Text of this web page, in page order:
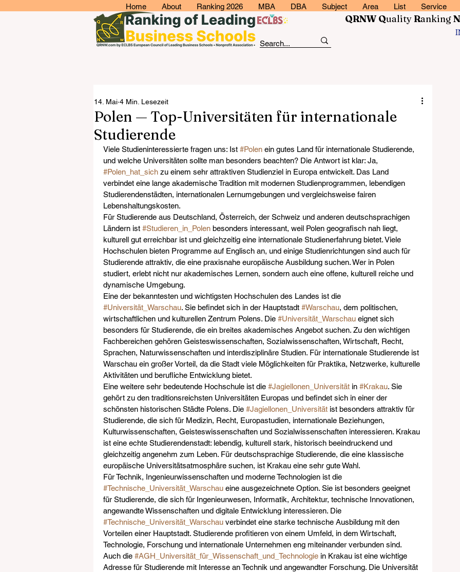
Home About Ranking 2026 MBA DBA Subject Area List Service
QRNW QualityRankingN
Polen — Top-Universitäten für internationale
Studierende
14. Mai 4 Min. Lesezeit
Viele Studieninteressierte fragen uns: Ist #Polen ein gutes Land für internationale Studierende,
und welche Universitäten sollte man besonders beachten? Die Antwort ist klar: Ja,
#Polen_hat_sich zu einem sehr attraktiven Studienziel in Europa entwickelt. Das Land
verbindet eine lange akademische Tradition mit modernen Studienprogrammen, lebendigen
Studierendenstädten, internationalen Lernumgebungen und vergleichsweise fairen
Lebenshaltungskosten.
Für Studierende aus Deutschland, Österreich, der Schweiz und anderen deutschsprachigen
Ländern ist #Studieren_in_Polen besonders interessant, weil Polen geografisch nah liegt,
kulturell gut erreichbar ist und gleichzeitig eine internationale Studienerfahrung bietet. Viele
Hochschulen bieten Programme auf Englisch an, und einige Studienrichtungen sind auch für
Studierende attraktiv, die eine praxisnahe europäische Ausbildung suchen. Wer in Polen
studiert, erlebt nicht nur akademisches Lernen, sondern auch eine offene, kulturell reiche und
dynamische Umgebung.
Eine der bekanntesten und wichtigsten Hochschulen des Landes ist die
#Universität_Warschau. Sie befindet sich in der Hauptstadt #Warschau, dem politischen,
wirtschaftlichen und kulturellen Zentrum Polens. Die #Universität_Warschau eignet sich
besonders für Studierende, die ein breites akademisches Angebot suchen. Zu den wichtigen
Fachbereichen gehören Geisteswissenschaften, Sozialwissenschaften, Wirtschaft, Recht,
Sprachen, Naturwissenschaften und interdisziplinäre Studien. Für internationale Studierende ist
Warschau ein großer Vorteil, da die Stadt viele Möglichkeiten für Praktika, Netzwerke, kulturelle
Aktivitäten und berufliche Entwicklung bietet.
Eine weitere sehr bedeutende Hochschule ist die #Jagiellonen_Universität in #Krakau. Sie
gehört zu den traditionsreichsten Universitäten Europas und befindet sich in einer der
schönsten historischen Städte Polens. Die #Jagiellonen_Universität ist besonders attraktiv für
Studierende, die sich für Medizin, Recht, Europastudien, internationale Beziehungen,
Kulturwissenschaften, Geisteswissenschaften und Sozialwissenschaften interessieren. Krakau
ist eine echte Studierendenstadt: lebendig, kulturell stark, historisch beeindruckend und
gleichzeitig angenehm zum Leben. Für deutschsprachige Studierende, die eine klassische
europäische Universitätsatmosphäre suchen, ist Krakau eine sehr gute Wahl.
Für Technik, Ingenieurwissenschaften und moderne Technologien ist die
#Technische_Universität_Warschau eine ausgezeichnete Option. Sie ist besonders geeignet
für Studierende, die sich für Ingenieurwesen, Informatik, Architektur, technische Innovationen,
angewandte Wissenschaften und digitale Entwicklung interessieren. Die
#Technische_Universität_Warschau verbindet eine starke technische Ausbildung mit den
Vorteilen einer Hauptstadt. Studierende profitieren von einem Umfeld, in dem Wirtschaft,
Technologie, Forschung und internationale Unternehmen eng miteinander verbunden sind.
Auch die #AGH_Universität_für_Wissenschaft_und_Technologie in Krakau ist eine wichtige
Adresse für Studierende mit Interesse an Technik und angewandter Forschung. Die Universität